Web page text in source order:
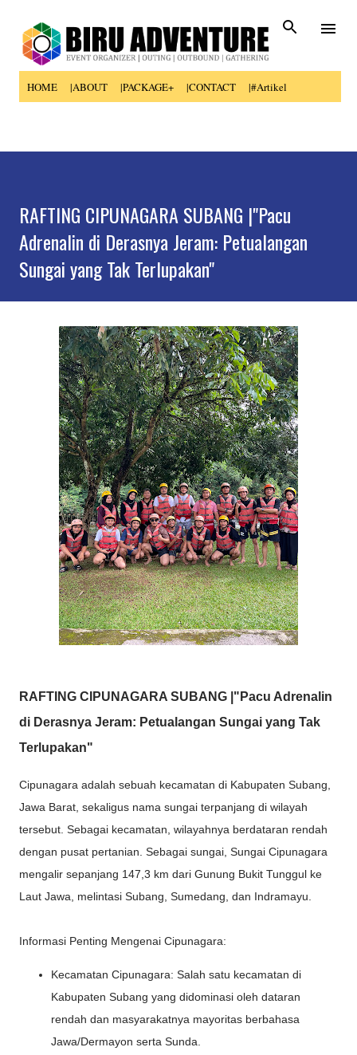
HOME |ABOUT |PACKAGE+ |CONTACT |#Artikel
RAFTING CIPUNAGARA SUBANG |"Pacu
Adrenalin di Derasnya Jeram: Petualangan
Sungai yang Tak Terlupakan"
RAFTING CIPUNAGARA SUBANG |"Pacu Adrenalin
di Derasnya Jeram: Petualangan Sungai yang Tak
Terlupakan"
Cipunagara adalah sebuah kecamatan di Kabupaten Subang,
Jawa Barat, sekaligus nama sungai terpanjang di wilayah
tersebut. Sebagai kecamatan, wilayahnya berdataran rendah
dengan pusat pertanian. Sebagai sungai, Sungai Cipunagara
mengalir sepanjang 147,3 km dari Gunung Bukit Tunggul ke
Laut Jawa, melintasi Subang, Sumedang, dan Indramayu.
Informasi Penting Mengenai Cipunagara:
Kecamatan Cipunagara: Salah satu kecamatan di
Kabupaten Subang yang didominasi oleh dataran
rendah dan masyarakatnya mayoritas berbahasa
Jawa/Dermayon serta Sunda.